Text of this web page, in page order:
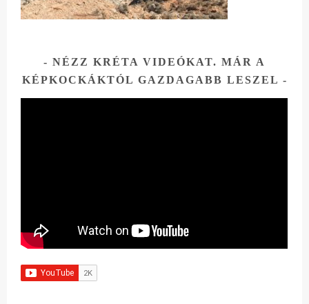
NÉZZ KRÉTA VIDEÓKAT. MÁR A
KÉPKOCKÁKTÓL GAZDAGABB LESZEL